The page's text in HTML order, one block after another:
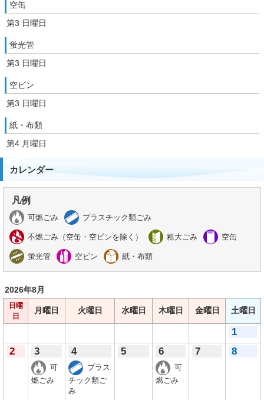
空缶
第3 日曜日
蛍光管
第3 日曜日
空ビン
第3 日曜日
紙・布類
第4 月曜日
カレンダー
凡例
可燃ごみ プラスチック類ごみ
不燃ごみ（空缶・空ビンを除く） 粗大ごみ 空缶
蛍光管 空ビン 紙・布類
2026年8月
日曜
日
月曜日 火曜日 水曜日 木曜日 金曜日 土曜日
1
2
3
可
燃ごみ
4
プラス
チック類ご
み
5 6
可
燃ごみ
7 8